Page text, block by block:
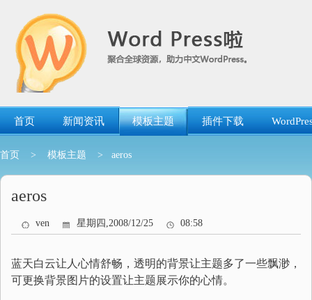
首页 新闻资讯 模板主题 插件下载
首页 > 模板主题 > aeros
aeros
ven 星期四,2008/12/25 08:58
蓝天白云让人心情舒畅，透明的背景让主题多了一些飘渺，
可更换背景图片的设置让主题展示你的心情。